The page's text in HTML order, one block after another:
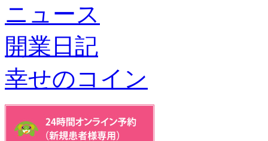
ニュース
開業日記
幸せのコイン